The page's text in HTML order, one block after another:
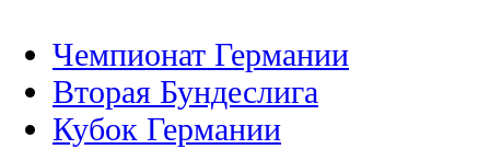
Чемпионат Германии
Вторая Бундеслига
Кубок Германии